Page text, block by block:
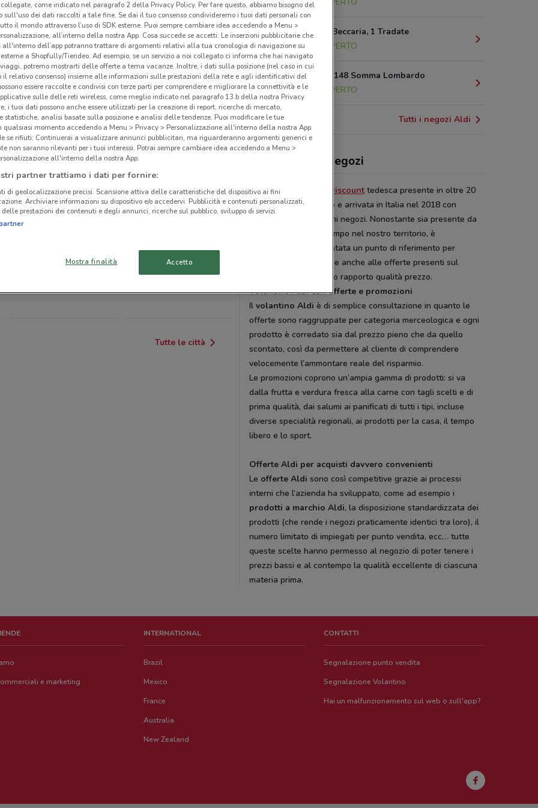
CASSINA RIZZARDI GALLARATE
Tutte le città
Via Cesare Beccaria, 1 Tradate
14.4 km
APERTO
Via Milano, 148 Somma Lombardo
17.3 km
APERTO
Tutti i negozi Aldi
Aldi, offerte e negozi
Aldi è una catena di Discount tedesca presente in oltre 20
Paesi in tutto il mondo e arrivata in Italia nel 2018 con
l’apertura dei suoi primi negozi. Nonostante sia presente da
relativamente poco tempo nel nostro territorio, è
immediatamente diventata un punto di riferimento per
numerosi italiani, grazie anche alle offerte presenti sul
volantino e al distintivo rapporto qualità prezzo.
Volantino Aldi con offerte e promozioni
Ilvolantino Aldi è di semplice consultazione in quanto le
offerte sono raggruppate per categoria merceologica e ogni
prodotto è corredato sia dal prezzo pieno che da quello
scontato, così da permettere al cliente di comprendere
velocemente l’ammontare reale del risparmio.
Le promozioni coprono un’ampia gamma di prodotti: si va
dalla frutta e verdura fresca alla carne con tagli scelti e di
prima qualità, dai salumi ai panificati di tutti i tipi, incluse
diverse specialità regionali, ai prodotti per la casa, il tempo
libero e lo sport.
Offerte Aldi per acquisti davvero convenienti
Le offerte Aldi sono così competitive grazie ai processi
interni che l’azienda ha sviluppato, come ad esempio i
prodotti a marchio Aldi, la disposizione standardizzata dei
prodotti (che rende i negozi praticamente identici tra loro), il
numero limitato di impiegati per punto vendita, ecc… tutte
queste scelte hanno permesso al negozio di poter tenere i
prezzi bassi e al contempo la qualità eccellente di ciascuna
materia prima.
e marketing
INTERNATIONAL
Brazil
Mexico
France
Australia
New Zealand
CONTATTI
Segnalazione punto vendita
Segnalazione Volantino
Hai un malfunzionamento sul web o sull'app?
come indicato nel paragrafo 2 della Privacy Policy. Per fare questo, abbiamo bisogno del
sull'uso dei dati raccolti a tale fine. Se dai il tuo consenso condivideremo i tuoi dati personali con
il mondo attraverso l’uso di SDK esterne. Puoi sempre cambiare idea accedendo a Menu >
all’interno della nostra App. Cosa succede se accetti: Le inserzioni pubblicitarie che
all'interno dell’app potranno trattare di argomenti relativi alla tua cronologia di navigazione su
a Shopfully/Tiendeo. Ad esempio, se un servizio a noi collegato ci informa che hai navigato
potremo mostrarti delle offerte a tema vacanze. Inoltre, i dati sulla posizione (nel caso in cui
il relativo consenso) insieme alle informazioni sulle prestazioni della rete e agli identificativi del
essere raccolte e condivisi con terze parti per comprendere e migliorare la connettività e le
sulle delle reti wireless, come meglio indicato nel paragrafo 13.b della nostra Privacy
i tuoi dati possono anche essere utilizzati per la creazione di report, ricerche di mercato,
statistiche, analisi basate sulla posizione e analisi delle tendenze. Puoi modificare le tue
qualsiasi momento accedendo a Menu > Privacy > Personalizzazione all'interno della nostra App.
se rifiuti: Continuerai a visualizzare annunci pubblicitari, ma riguarderanno argomenti generici e
non saranno rilevanti per i tuoi interessi. Potrai sempre cambiare idea accedendo a Menu >
all'interno della nostra App.
partner trattiamo i dati per fornire:
di geolocalizzazione precisi. Scansione attiva delle caratteristiche del dispositivo ai fini
Archiviare informazioni su dispositivo e/o accedervi. Pubblicità e contenuti personalizzati,
prestazioni dei contenuti e degli annunci, ricerche sul pubblico, sviluppo di servizi.
Mostra finalità Accetto